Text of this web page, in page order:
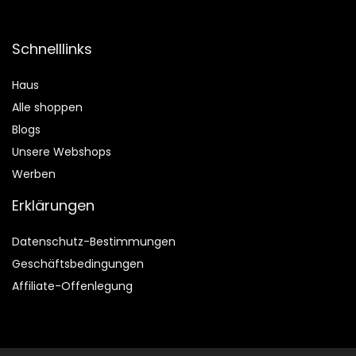
Schnelllinks
Haus
Alle shoppen
Blogs
Unsere Webshops
Werben
Erklärungen
Datenschutz-Bestimmungen
Geschäftsbedingungen
Affiliate-Offenlegung